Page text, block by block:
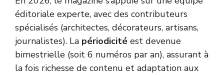
éditoriale experte, avec des contributeurs
spécialisés (architectes, décorateurs, artisans,
journalistes). La périodicité est devenue
bimestrielle (soit 6 numéros par an), assurant à
la fois richesse de contenu et adaptation aux